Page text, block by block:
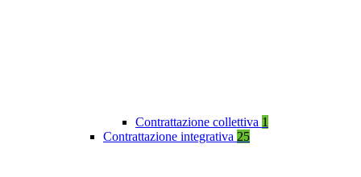
Contrattazione collettiva 1
Contrattazione integrativa 25